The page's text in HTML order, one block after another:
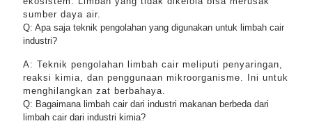
sumber daya air.
Q: Apa saja teknik pengolahan yang digunakan untuk limbah cair
industri?
A: Teknik pengolahan limbah cair meliputi penyaringan,
reaksi kimia, dan penggunaan mikroorganisme. Ini untuk
menghilangkan zat berbahaya.
Q: Bagaimana limbah cair dari industri makanan berbeda dari
limbah cair dari industri kimia?